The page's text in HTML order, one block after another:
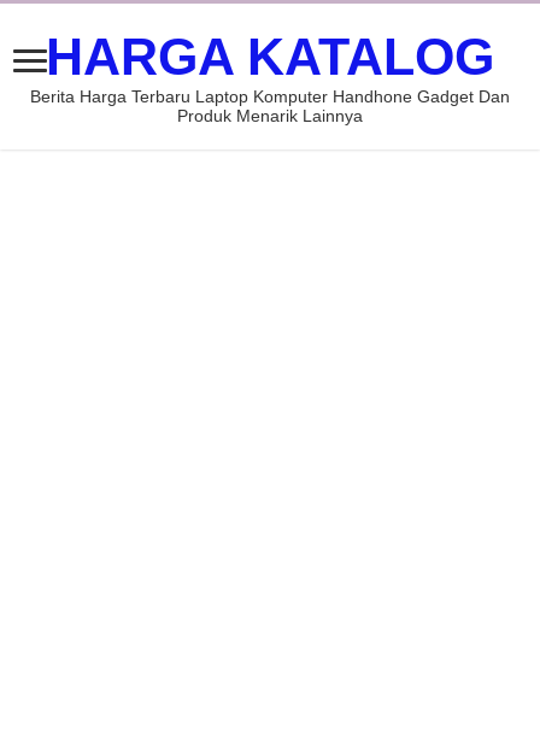
HARGA KATALOG
Berita Harga Terbaru Laptop Komputer Handhone Gadget Dan
Produk Menarik Lainnya